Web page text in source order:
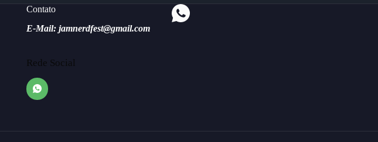
Contato
E-Mail: jamnerdfest@gmail.com
Rede Social